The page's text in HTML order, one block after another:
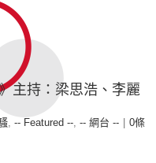
主持：梁思浩、李麗
, -- Featured --, -- 網台 --
0條